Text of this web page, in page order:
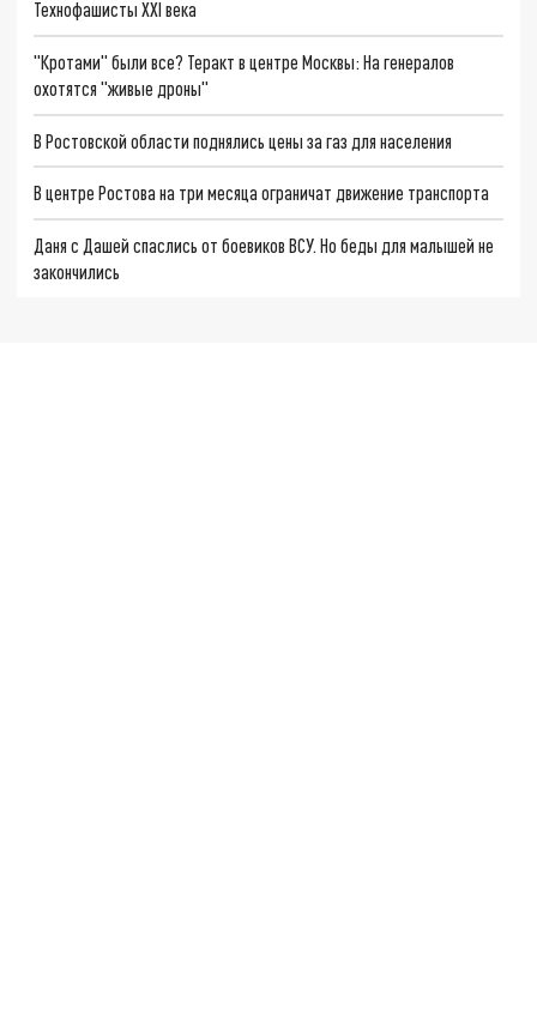
Технофашисты XXI века
"Кротами" были все? Теракт в центре Москвы: На генералов
охотятся "живые дроны"
В Ростовской области поднялись цены за газ для населения
В центре Ростова на три месяца ограничат движение транспорта
Даня с Дашей спаслись от боевиков ВСУ. Но беды для малышей не
закончились